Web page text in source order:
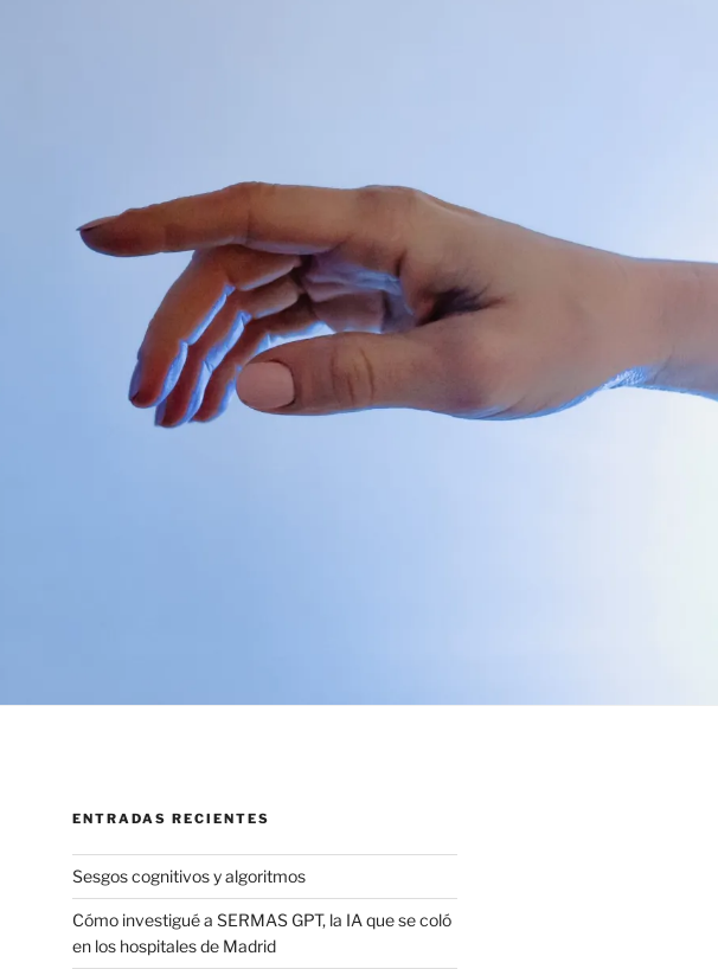
ENTRADAS RECIENTES
Sesgos cognitivos y algoritmos
Cómo investigué a SERMAS GPT, la IA que se coló
en los hospitales de Madrid